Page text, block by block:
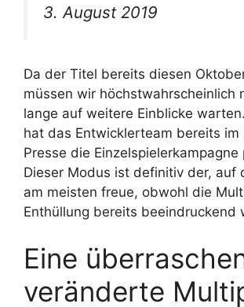
3. August 2019
Da der Titel bereits diesen
müssen wir höchstwahrscheinlich
lange auf weitere Einblicke
hat das Entwicklerteam bereits im
Presse die
Dieser Modus ist definitiv der, auf
am meisten freue, obwohl die
Enthüllung bereits beeindruckend
Eine
veränderte